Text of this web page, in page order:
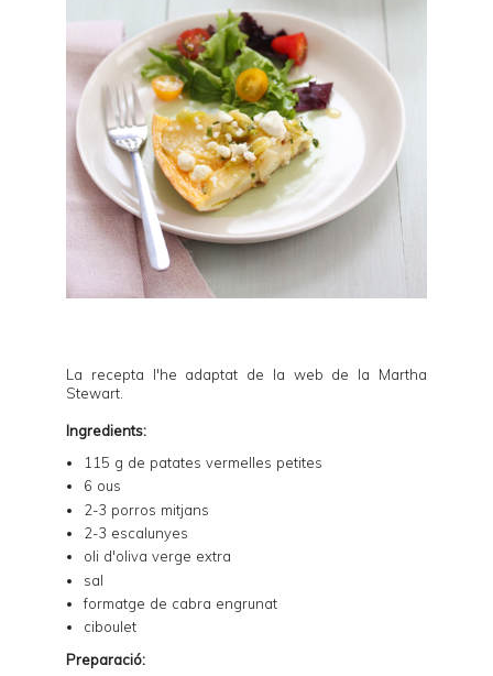
La recepta l'he adaptat de la web de la Martha
Stewart
Ingredients:
115 g de patates vermelles petites
6 ous
2-3 porros mitjans
2-3 escalunyes
oli d'oliva verge extra
sal
formatge de cabra engrunat
ciboulet
Preparació: